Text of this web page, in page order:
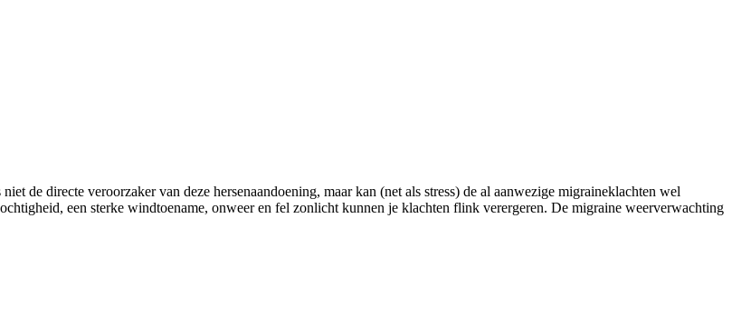
de directe veroorzaker van deze hersenaandoening, maar kan (net als stress) de al aanwezige migraineklachten wel
een sterke windtoename, onweer en fel zonlicht kunnen je klachten flink verergeren. De migraine weerverwachting